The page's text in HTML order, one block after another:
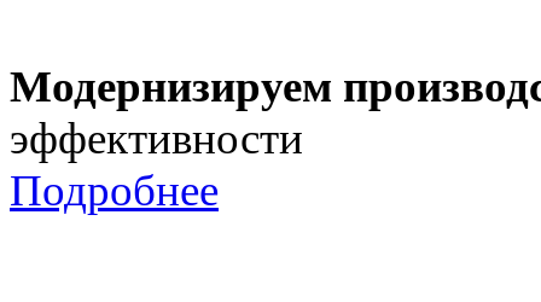
Модернизируем
эффективности
Подробнее